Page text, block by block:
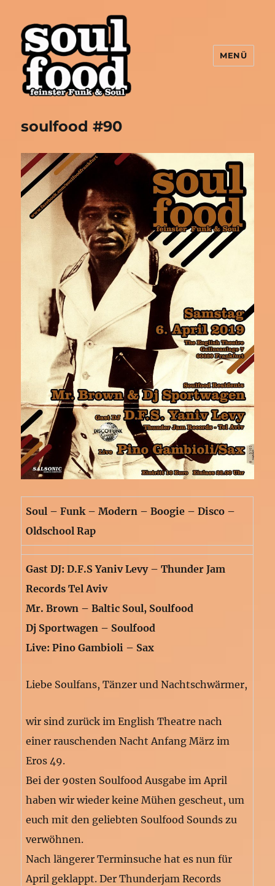
MENÜ
soulfood #90
Soul – Funk – Modern – Boogie – Disco –
Oldschool Rap
Gast DJ: D.F.S Yaniv Levy – Thunder Jam
Records Tel Aviv
Mr. Brown – Baltic Soul, Soulfood
Dj Sportwagen – Soulfood
Live: Pino Gambioli – Sax
Liebe Soulfans, Tänzer und Nachtschwärmer,
wir sind zurück im English Theatre nach
einer rauschenden Nacht Anfang März im
Eros 49.
Bei der 90sten Soulfood Ausgabe im April
haben wir wieder keine Mühen gescheut, um
euch mit den geliebten Soulfood Sounds zu
verwöhnen.
Nach längerer Terminsuche hat es nun für
April geklappt. Der Thunderjam Records